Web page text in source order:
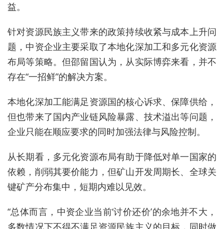
益。
针对资源民族主义带来的政策持续收紧与成本上升问
题，中资企业主要采取了本地化深加工和多元化资源
布局等策略。但邵留国认为， 从实际博弈来看，并不
存在“一招鲜”的解决方案。
本地化深加工能满足资源国的核心诉求、保障供给，
但也带来了国内产业链风险暴露、技术溢出等问题，
企业只能在顺应要求的同时加强法律与风险控制。
从长期看，多元化资源布局有助于降低对单一国家的
依赖，削弱其要价能力，但矿山开发周期长、全球关
键矿产分布集中，短期内难以见效。
“总体而言， 中资企业当前‘讨价还价’的余地并不大，